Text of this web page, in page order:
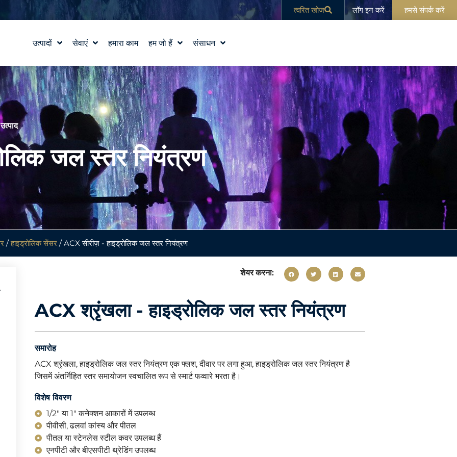
त्वरित खोज लॉग इन करें हमसे संपर्क करें
उत्पादों सेवाएं
जल सुविधा डिजाइन
वाटरलैब™
उत्पाद और तकनीकी सहायता
हमारा काम हम जो हैं
हमारी कहानी
हमारे मूल्य
टीम से मिलो
करियर
संसाधन
शिक्षा
ब्लॉग
समाचार में
उत्पाद
जल स्तर नियंत्रण
/हाइड्रोलिक सेंसर / ACX सीरीज़ - हाइड्रोलिक जल स्तर नियंत्रण
शेयर करना:
ACX श्रृंखला - हाइड्रोलिक जल स्तर नियंत्रण
समारोह
ACX श्रृंखला, हाइड्रोलिक जल स्तर नियंत्रण एक फ्लश, दीवार पर लगा हुआ, हाइड्रोलिक जल स्तर नियंत्रण है
जिसमें अंतर्निहित स्तर समायोजन स्वचालित रूप से स्मार्ट फव्वारे भरता है।
विशेष विवरण
1/2" या 1" कनेक्शन आकारों में उपलब्ध
पीवीसी, ढलवां कांस्य और पीतल
पीतल या स्टेनलेस स्टील कवर उपलब्ध हैं
एनपीटी और बीएसपीटी थ्रेडिंग उपलब्ध